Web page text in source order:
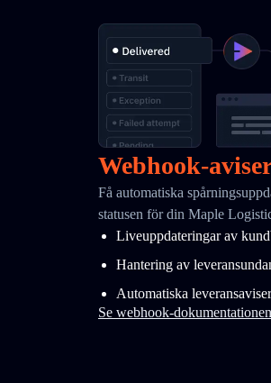
Webhook-
Få automatiska
statusen för din Maple
Liveuppdateringar av
Hantering av
Automatiska
Se webhook-dokumentationen